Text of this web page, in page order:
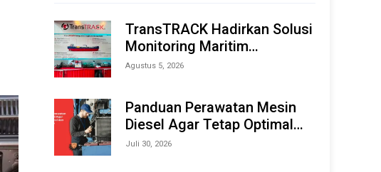
TransTRACK Hadirkan Solusi
Monitoring Maritim
Terintegrasi Berbasis AI &
Offshore Expo (IMOX) 2026
Agustus 5, 2026
Panduan Perawatan Mesin
Diesel Agar Tetap Optimal
dan Tahan Lama
Juli 30, 2026